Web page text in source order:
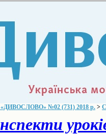
№02 (731) 2018 р. >